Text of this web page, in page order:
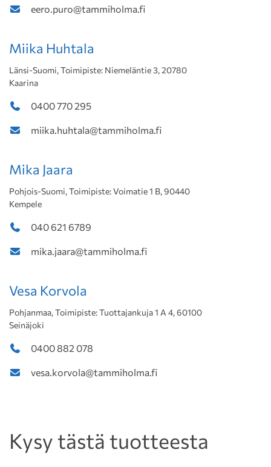
eero.puro@tammiholma.fi
Miika Huhtala
Länsi-Suomi, Toimipiste: Niemeläntie 3, 20780
Kaarina
0400 770 295
miika.huhtala@tammiholma.fi
Mika Jaara
Pohjois-Suomi, Toimipiste: Voimatie 1 B, 90440
Kempele
040 621 6789
mika.jaara@tammiholma.fi
Vesa Korvola
Pohjanmaa, Toimipiste: Tuottajankuja 1 A 4, 60100
Seinäjoki
0400 882 078
vesa.korvola@tammiholma.fi
Kysy tästä tuotteesta